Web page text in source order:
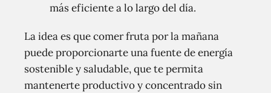
más eficiente a lo largo del día.
La idea es que comer fruta por la mañana
puede proporcionarte una fuente de energía
sostenible y saludable, que te permita
mantenerte productivo y concentrado sin